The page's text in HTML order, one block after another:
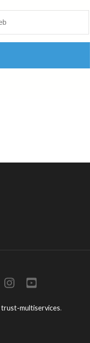
trust-multiservices.